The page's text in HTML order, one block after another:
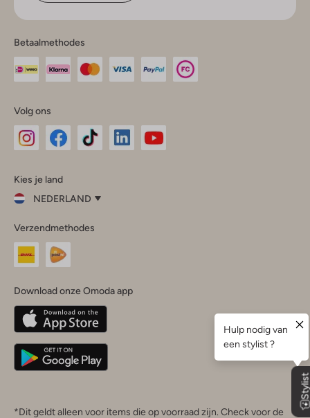
Betaalmethodes
Volg ons
InstagramFacebook
Kies je land
NEDERLAND
je
land
Nederland
Belgique(Français)
Deutschland
Verzendmethodes
Download onze Omoda app
*Dit geldt alleen voor items die op voorraad zijn. Check voor de